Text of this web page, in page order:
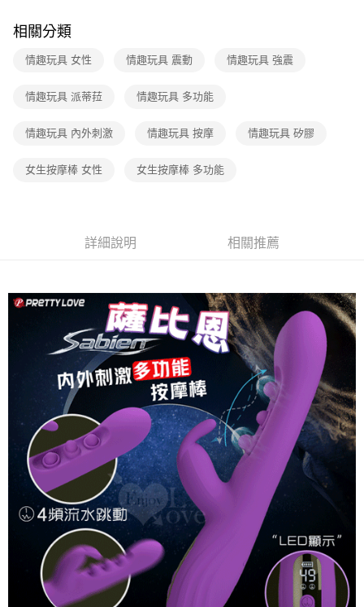
每筆NT$60，滿NT$600(含以上)免運費
付款後7-11取貨
每筆NT$80，滿NT$600(含以上)免運費
相關分類
情趣玩具 女性 情趣玩具 震動 情趣玩具 強震
情趣玩具 派蒂菈 情趣玩具 多功能
情趣玩具 內外刺激 情趣玩具 按摩 情趣玩具 矽膠
女生按摩棒 女性 女生按摩棒 多功能
詳細說明 相關推薦